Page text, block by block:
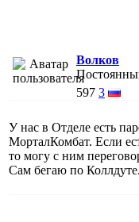
Волков
597 3
У нас в Отделе есть
МорталКомбат. Если
то могу с ним
Сам бегаю по Коллдуте.